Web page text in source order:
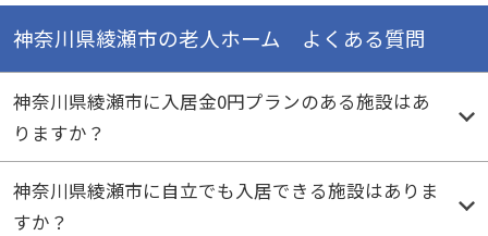
神奈川県綾瀬市の老人ホーム よくある質問
神奈川県綾瀬市に入居金0円プランのある施設はあ
りますか？
神奈川県綾瀬市に自立でも入居できる施設はありま
すか？